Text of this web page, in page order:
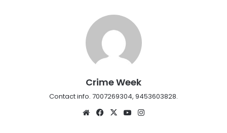
Crime Week
Contact info. 7007269304, 9453603828.
WebsiteFacebook
X YouTube